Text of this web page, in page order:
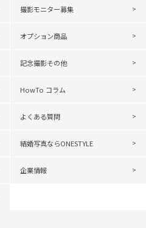
撮影モニター募集
オプション商品
記念撮影その他
HowTo コラム
よくある質問
結婚写真ならONESTYLE
企業情報